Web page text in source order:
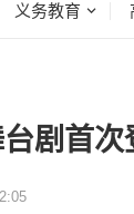
义务教育
剧首